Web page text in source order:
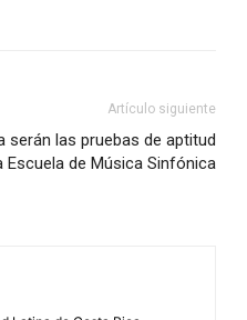
Artículo siguiente
serán las pruebas de aptitud
Escuela de Música Sinfónica